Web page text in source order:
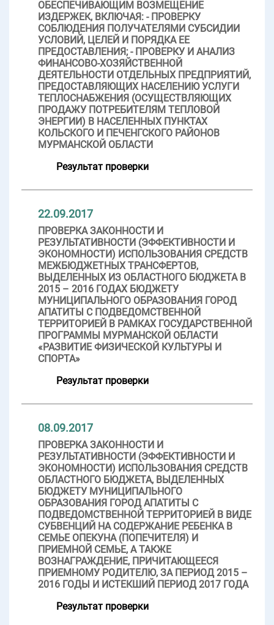
ОБЕСПЕЧИВАЮЩИМ ВОЗМЕЩЕНИЕ
ИЗДЕРЖЕК, ВКЛЮЧАЯ: - ПРОВЕРКУ
СОБЛЮДЕНИЯ ПОЛУЧАТЕЛЯМИ СУБСИДИИ
УСЛОВИЙ, ЦЕЛЕЙ И ПОРЯДКА ЕЕ
ПРЕДОСТАВЛЕНИЯ; - ПРОВЕРКУ И АНАЛИЗ
ФИНАНСОВО-ХОЗЯЙСТВЕННОЙ
ДЕЯТЕЛЬНОСТИ ОТДЕЛЬНЫХ ПРЕДПРИЯТИЙ,
ПРЕДОСТАВЛЯЮЩИХ НАСЕЛЕНИЮ УСЛУГИ
ТЕПЛОСНАБЖЕНИЯ (ОСУЩЕСТВЛЯЮЩИХ
ПРОДАЖУ ПОТРЕБИТЕЛЯМ ТЕПЛОВОЙ
ЭНЕРГИИ) В НАСЕЛЕННЫХ ПУНКТАХ
КОЛЬСКОГО И ПЕЧЕНГСКОГО РАЙОНОВ
МУРМАНСКОЙ ОБЛАСТИ
Результат проверки
22.09.2017
ПРОВЕРКА ЗАКОННОСТИ И
РЕЗУЛЬТАТИВНОСТИ (ЭФФЕКТИВНОСТИ И
ЭКОНОМНОСТИ) ИСПОЛЬЗОВАНИЯ СРЕДСТВ
МЕЖБЮДЖЕТНЫХ ТРАНСФЕРТОВ,
ВЫДЕЛЕННЫХ ИЗ ОБЛАСТНОГО БЮДЖЕТА В
2015 – 2016 ГОДАХ БЮДЖЕТУ
МУНИЦИПАЛЬНОГО ОБРАЗОВАНИЯ ГОРОД
АПАТИТЫ С ПОДВЕДОМСТВЕННОЙ
ТЕРРИТОРИЕЙ В РАМКАХ ГОСУДАРСТВЕННОЙ
ПРОГРАММЫ МУРМАНСКОЙ ОБЛАСТИ
«РАЗВИТИЕ ФИЗИЧЕСКОЙ КУЛЬТУРЫ И
СПОРТА»
Результат проверки
08.09.2017
ПРОВЕРКА ЗАКОННОСТИ И
РЕЗУЛЬТАТИВНОСТИ (ЭФФЕКТИВНОСТИ И
ЭКОНОМНОСТИ) ИСПОЛЬЗОВАНИЯ СРЕДСТВ
ОБЛАСТНОГО БЮДЖЕТА, ВЫДЕЛЕННЫХ
БЮДЖЕТУ МУНИЦИПАЛЬНОГО
ОБРАЗОВАНИЯ ГОРОД АПАТИТЫ С
ПОДВЕДОМСТВЕННОЙ ТЕРРИТОРИЕЙ В ВИДЕ
СУБВЕНЦИЙ НА СОДЕРЖАНИЕ РЕБЕНКА В
СЕМЬЕ ОПЕКУНА (ПОПЕЧИТЕЛЯ) И
ПРИЕМНОЙ СЕМЬЕ, А ТАКЖЕ
ВОЗНАГРАЖДЕНИЕ, ПРИЧИТАЮЩЕЕСЯ
ПРИЕМНОМУ РОДИТЕЛЮ, ЗА ПЕРИОД 2015 –
2016 ГОДЫ И ИСТЕКШИЙ ПЕРИОД 2017 ГОДА
Результат проверки